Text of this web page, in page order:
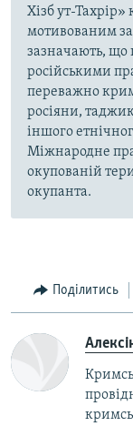
Хізб ут-
мотивованим
зазначають, що
російськими
переважно
росіяни,
іншого
Міжнародне
окупованій
окупанта.
Поділитись